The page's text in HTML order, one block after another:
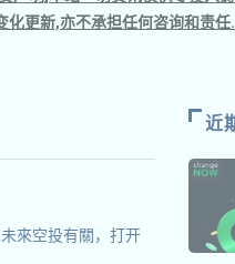
化更新,亦不承担任何咨询和责任.
來空投有關，打开
近